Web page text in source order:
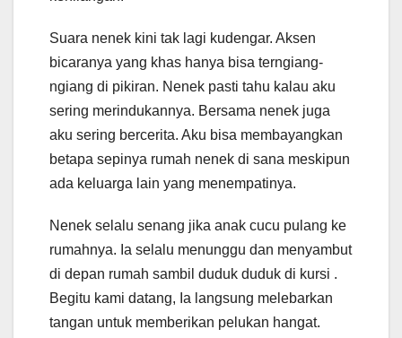
Suara nenek kini tak lagi kudengar. Aksen
bicaranya yang khas hanya bisa terngiang-
ngiang di pikiran. Nenek pasti tahu kalau aku
sering merindukannya. Bersama nenek juga
aku sering bercerita. Aku bisa membayangkan
betapa sepinya rumah nenek di sana meskipun
ada keluarga lain yang menempatinya.
Nenek selalu senang jika anak cucu pulang ke
rumahnya. Ia selalu menunggu dan menyambut
di depan rumah sambil duduk duduk di kursi .
Begitu kami datang, Ia langsung melebarkan
tangan untuk memberikan pelukan hangat.